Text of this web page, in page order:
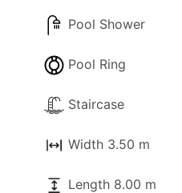
Pool Shower
Pool Ring
Staircase
Width 3.50 m
Length 8.00 m